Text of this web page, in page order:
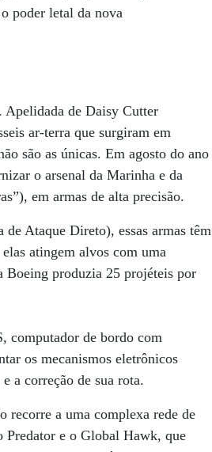
poder letal da nova
Apelidada de Daisy Cutter
ar-terra que surgiram em
são as únicas. Em agosto do ano
o arsenal da Marinha e da
em armas de alta precisão.
Ataque Direto), essas armas têm
atingem alvos com uma
Boeing produzia 25 projéteis por
computador de bordo com
os mecanismos eletrônicos
a correção de sua rota.
recorre a uma complexa rede de
Predator e o Global Hawk, que